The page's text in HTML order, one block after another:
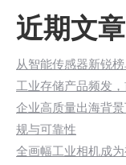
近期文章
从智能传感器新锐
工业存储产品频发
企业高质量出海背
规与可靠性
全画幅工业相机成